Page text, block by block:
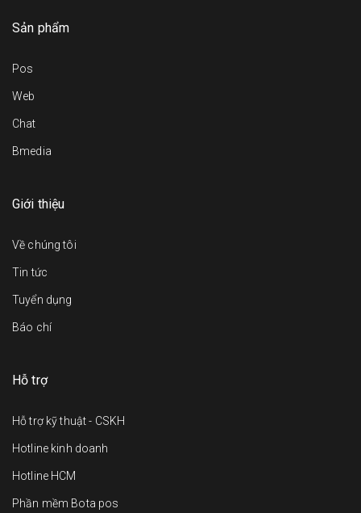
Sản phẩm
Pos
Web
Chat
Bmedia
Giới thiệu
Về chúng tôi
Tin tức
Tuyển dụng
Báo chí
Hỗ trợ
Hỗ trợ kỹ thuật - CSKH
Hotline kinh doanh
Hotline HCM
Phần mềm Bota pos